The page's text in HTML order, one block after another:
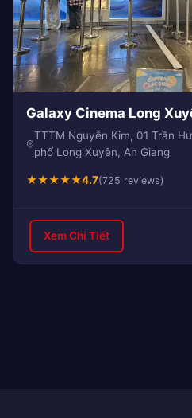
Galaxy Cinema Long
TTTM Nguyễn Kim, 01 Trần
phố Long Xuyên, An Giang
★★★★★4.7(725 reviews)
Xem Chi Tiết